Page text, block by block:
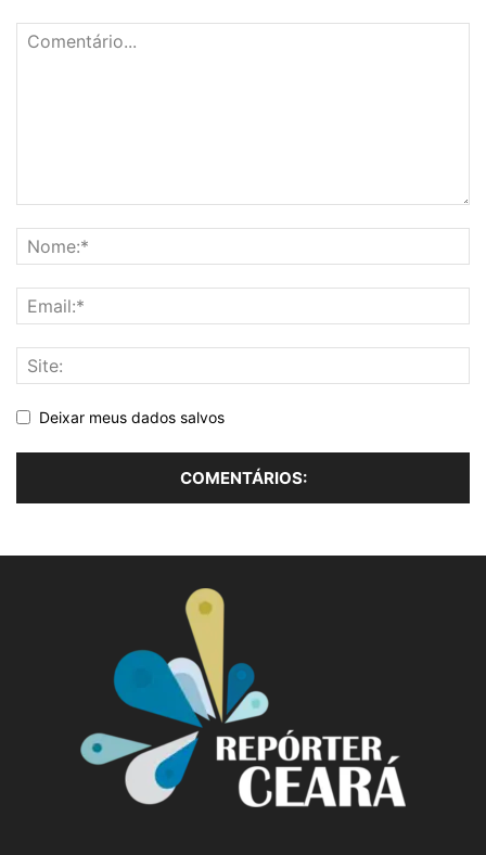
Deixar meus dados salvos